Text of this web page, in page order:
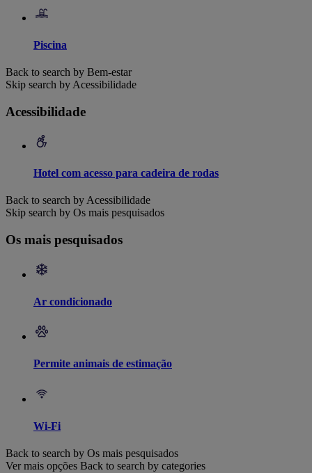
Piscina
Back to search by Bem-estar
Skip search by Acessibilidade
Acessibilidade
Hotel com acesso para cadeira de rodas
Back to search by Acessibilidade
Skip search by Os mais pesquisados
Os mais pesquisados
Ar condicionado
Permite animais de estimação
Wi-Fi
Back to search by Os mais pesquisados
Ver mais opções Back to search by categories